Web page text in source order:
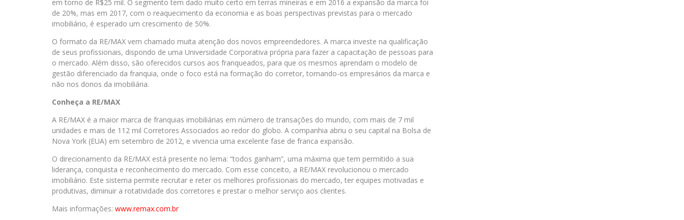
em torno de R$25 mil. O segmento tem dado muito certo em terras mineiras e em 2016 a expansão da marca foi
de 20%, mas em 2017, com o reaquecimento da economia e as boas perspectivas previstas para o mercado
imobiliário, é esperado um crescimento de 50%.
O formato da RE/MAX vem chamado muita atenção dos novos empreendedores. A marca investe na qualificação
de seus profissionais, dispondo de uma Universidade Corporativa própria para fazer a capacitação de pessoas para
o mercado. Além disso, são oferecidos cursos aos franqueados, para que os mesmos aprendam o modelo de
gestão diferenciado da franquia, onde o foco está na formação do corretor, tornando-os empresários da marca e
não nos donos da imobiliária.
Conheça a RE/MAX
A RE/MAX é a maior marca de franquias imobiliárias em número de transações do mundo, com mais de 7 mil
unidades e mais de 112 mil Corretores Associados ao redor do globo. A companhia abriu o seu capital na Bolsa de
Nova York (EUA) em setembro de 2012, e vivencia uma excelente fase de franca expansão.
O direcionamento da RE/MAX está presente no lema: “todos ganham”, uma máxima que tem permitido a sua
liderança, conquista e reconhecimento do mercado. Com esse conceito, a RE/MAX revolucionou o mercado
imobiliário. Este sistema permite recrutar e reter os melhores profissionais do mercado, ter equipes motivadas e
produtivas, diminuir a rotatividade dos corretores e prestar o melhor serviço aos clientes.
Mais informações: www.remax.com.br